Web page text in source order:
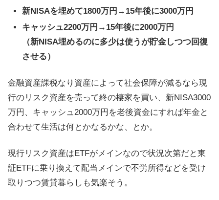
新NISAを埋めて1800万円→15年後に3000万円
キャッシュ2200万円→15年後に2000万円
（新NISA埋めるのに多少は使うが貯金しつつ回復
させる）
金融資産課税なり資産によって社会保障が減るなら現
行のリスク資産を売って終の棲家を買い、新NISA3000
万円、キャッシュ2000万円を老後資金にすれば年金と
合わせて生活は何とかなるかな、とか。
現行リスク資産はETFがメインなので状況次第だと東
証ETFに乗り換えて配当メインで不労所得などを受け
取りつつ賃貸暮らしも気楽そう。